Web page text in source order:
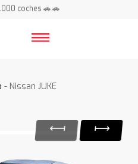
coches 🚗 🚗
- Nissan JUKE